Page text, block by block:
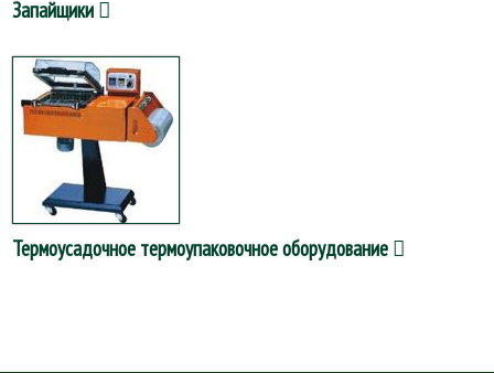
Запайщики
Термоусадочное термоупаковочное оборудование